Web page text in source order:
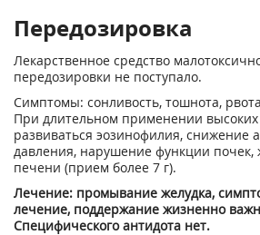
Передозировка
Лекарственное средство
передозировки не поступало.
Симптомы: сонливость, тошнота,
При длительном применении
развиваться эозинофилия, снижение
давления, нарушение функции почек,
печени (прием более 7 г).
Лечение: промывание желудка,
лечение, поддержание жизненно
Специфического антидота нет.